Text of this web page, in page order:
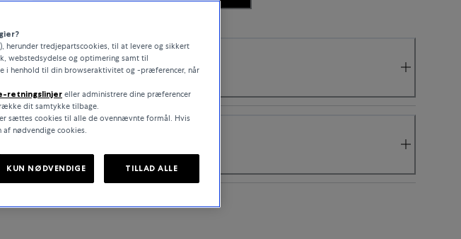
PRODUKTDETALJER
herunder tredjepartscookies, til at levere og sikkert
webstedsydelse og optimering samt til
i henhold til din browseraktivitet og -præferencer, når
retningslinjer eller administrere dine præferencer
dit samtykke tilbage.
sættes cookies til alle de ovennævnte formål. Hvis
af nødvendige cookies.
KUN NØDVENDIGE TILLAD ALLE